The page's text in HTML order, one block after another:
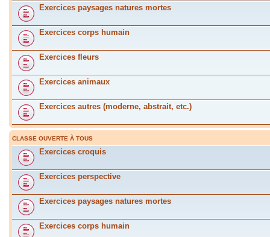
Exercices paysages natures mortes
Exercices corps humain
Exercices fleurs
Exercices animaux
Exercices autres (moderne, abstrait, etc.)
CLASSE OUVERTE À TOUS
Exercices croquis
Exercices perspective
Exercices paysages natures mortes
Exercices corps humain